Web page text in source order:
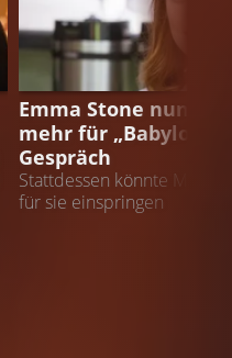
Emma Stone nun
mehr für „Babylon“
Gespräch
Stattdessen könnte
für sie einspringen